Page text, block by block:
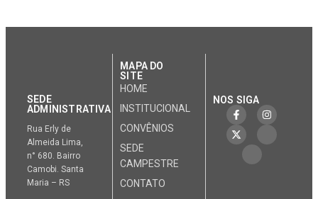
SEDE
ADMINISTRATIVA
Rua Erly de
Almeida Lima,
n° 680. Bairro
Camobi. Santa
Maria – RS
MAPA DO
SITE
HOME
INSTITUCIONAL
CONVÊNIOS
SEDE
CAMPESTRE
CONTATO
NOS SIGA